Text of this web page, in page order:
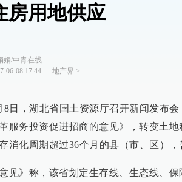
房用地供应
娟/中青在线
06-08 17:44
地产界 >
8日，湖北省国土资源厅召开新闻发布
服务投资促进招商的意见》，转变土
消化周期超过36个月的县（市、区），
意见》称，该省划定生存线、生态线、